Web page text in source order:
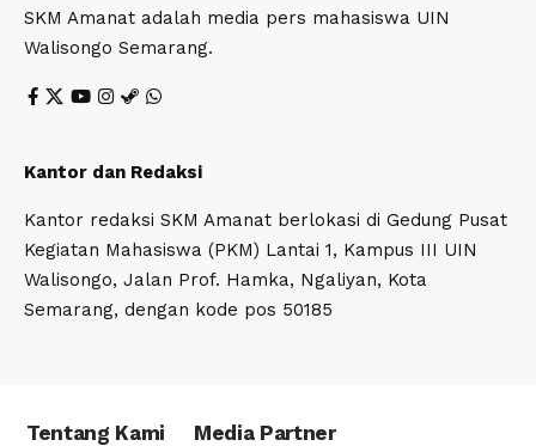
SKM Amanat adalah media pers mahasiswa UIN
Walisongo Semarang.
Kantor dan Redaksi
Kantor redaksi SKM Amanat berlokasi di Gedung Pusat
Kegiatan Mahasiswa (PKM) Lantai 1, Kampus III UIN
Walisongo, Jalan Prof. Hamka, Ngaliyan, Kota
Semarang, dengan kode pos 50185
Tentang Kami Media Partner